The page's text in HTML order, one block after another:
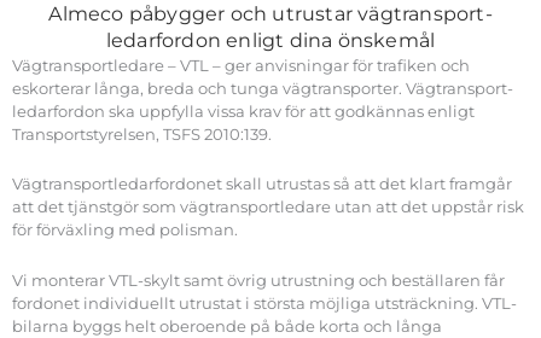
Almeco påbygger och utrustar vägtransport­
ledarfordon enligt dina önskemål
Vägtransportledare – VTL – ger anvisningar för trafiken och
eskorterar långa, breda och tunga vägtransporter. Vägtransport­
ledarfordon ska uppfylla vissa krav för att godkännas enligt
Transportstyrelsen, TSFS 2010:139.
Vägtransport­ledar­fordonet skall utrustas så att det klart framgår
att det tjänstgör som vägtransport­ledare utan att det uppstår risk
för förväxling med polisman.
Vi monterar VTL-skylt samt övrig utrustning och beställaren får
fordonet individuellt utrustat i största möjliga utsträckning. VTL-
bilarna byggs helt oberoende på både korta och långa